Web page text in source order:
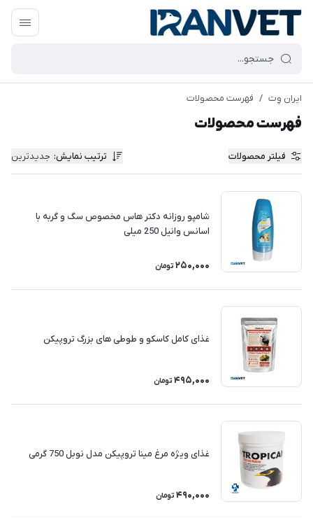
ایران وِت / فهرست محصولات
فهرست محصولات
فیلتر محصولات ترتیب نمایش: جدیدترین
شامپو روزانه دکتر هاس مخصوص سگ و گربه با
اسانس وانیل 250 میلی
250,000 تومان
غذای کامل کاسکو و طوطی های بزرگ تروپیکن
495,000 تومان
غذای ویژه مرغ مینا تروپیکن مدل نوبل 750 گرمی
490,000 تومان